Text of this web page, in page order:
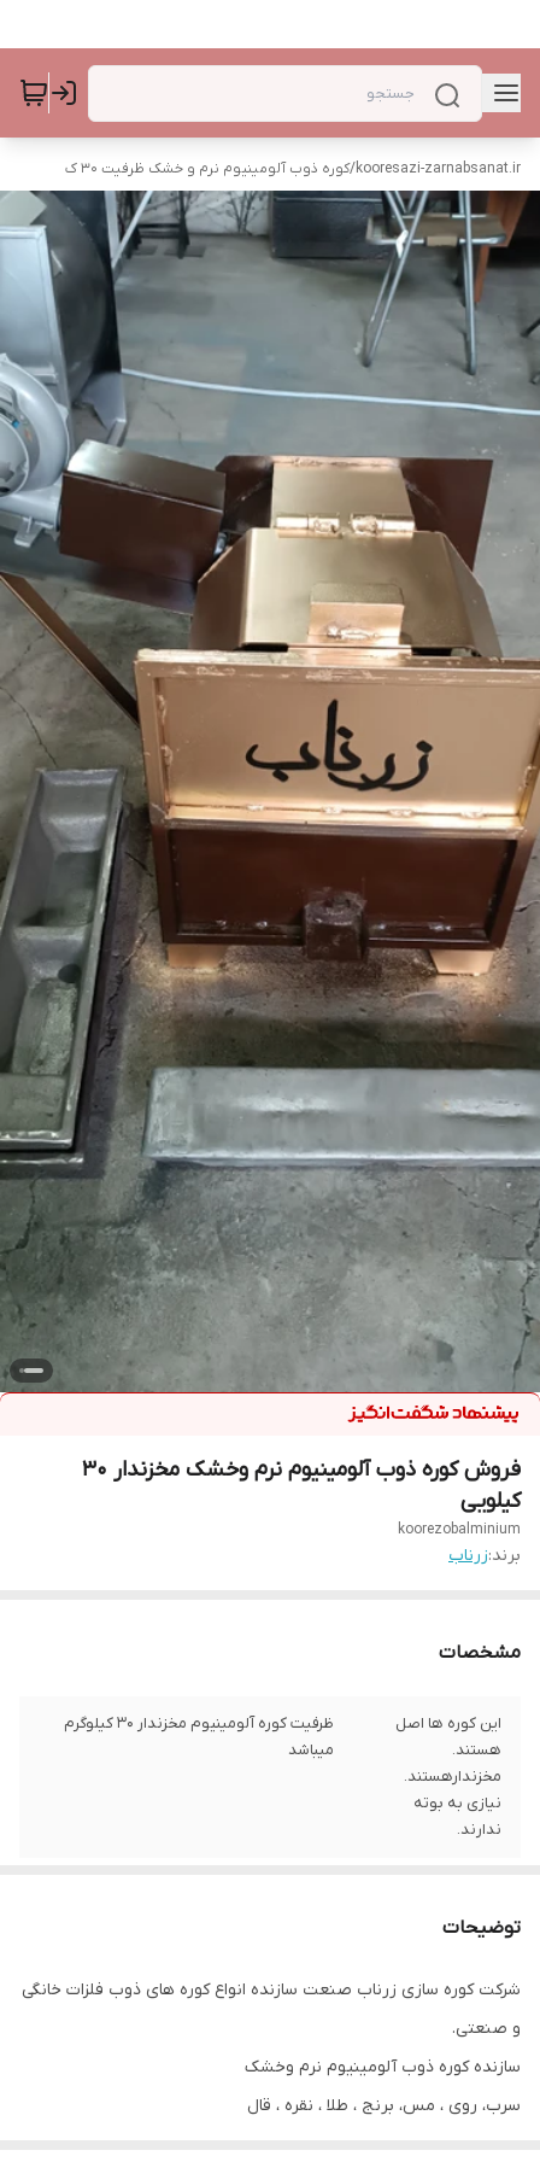
kooresazi-zarnabsanat.ir
/کوره ذوب آلومینیوم نرم و خشک ظرفیت ۳۰ ک
فروش کوره ذوب آلومینیوم نرم وخشک مخزندار ۳۰
کیلویی
koorezobalminium
برند:زرناب
مشخصات
این کوره ها اصل
هستند.
مخزندارهستند.
نیازی به بوته
ندارند.
ظرفیت کوره آلومینیوم مخزندار ۳۰ کیلوگرم
میباشد
توضیحات
شرکت کوره سازی زرناب صنعت سازنده انواع کوره های ذوب فلزات خانگی
و صنعتی.
سازنده کوره ذوب آلومینیوم نرم وخشک
سرب، روی ، مس، برنج ، طلا ، نقره ، قال